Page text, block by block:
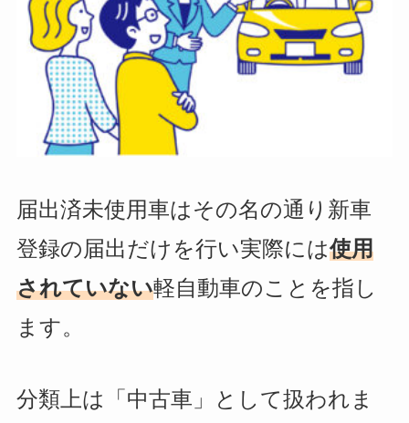
届出済未使用車はその名の通り新車
登録の届出だけを行い実際には使用
されていない軽自動車のことを指し
ます。
分類上は「中古車」として扱われま